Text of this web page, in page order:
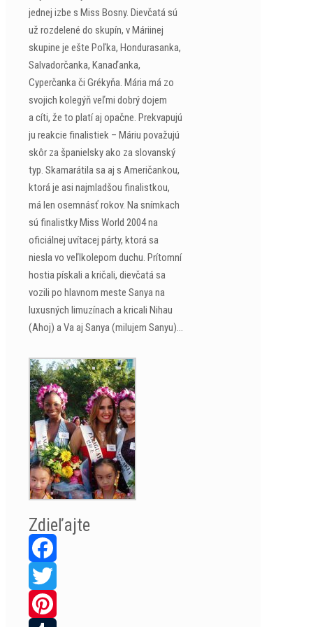
jednej izbe s Miss Bosny. Dievčatá sú
už rozdelené do skupín, v Máriinej
skupine je ešte Poľka, Hondurasanka,
Salvadorčanka, Kanaďanka,
Cyperčanka či Grékyňa. Mária má zo
svojich kolegýň veľmi dobrý dojem
a cíti, že to platí aj opačne. Prekvapujú
ju reakcie finalistiek – Máriu považujú
skôr za španielsky ako za slovanský
typ. Skamarátila sa aj s Američankou,
ktorá je asi najmladšou finalistkou,
má len osemnásť rokov. Na snímkach
sú finalistky Miss World 2004 na
oficiálnej uvítacej párty, ktorá sa
niesla vo veľlkolepom duchu. Prítomní
hostia pískali a kričali, dievčatá sa
vozili po hlavnom meste Sanya na
luxusných limuzínach a kricali Nihau
(Ahoj) a Va aj Sanya (milujem Sanyu)…
Zdieľajte
Facebook
Twitter